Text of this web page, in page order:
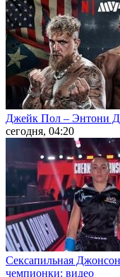
Джейк Пол – Энтони
сегодня, 04:20
Сексапильная
чемпионки: видео